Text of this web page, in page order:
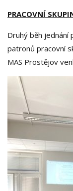
PRACOVNÍ
Druhý běh jednání
patronů pracovní
MAS Prostějov